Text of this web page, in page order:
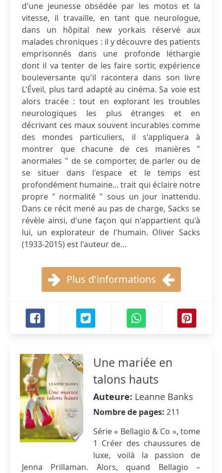
d'une jeunesse obsédée par les motos et la
vitesse, il travaille, en tant que neurologue,
dans un hôpital new yorkais réservé aux
malades chroniques : il y découvre des patients
emprisonnés dans une profonde léthargie
dont il va tenter de les faire sortir, expérience
bouleversante qu'il racontera dans son livre
L'Éveil, plus tard adapté au cinéma. Sa voie est
alors tracée : tout en explorant les troubles
neurologiques les plus étranges et en
décrivant ces maux souvent incurables comme
des mondes particuliers, il s'appliquera à
montrer que chacune de ces manières "
anormales " de se comporter, de parler ou de
se situer dans l'espace et le temps est
profondément humaine... trait qui éclaire notre
propre " normalité " sous un jour inattendu.
Dans ce récit mené au pas de charge, Sacks se
révèle ainsi, d'une façon qui n'appartient qu'à
lui, un explorateur de l'humain. Oliver Sacks
(1933-2015) est l'auteur de...
Plus d'informations
Une mariée en
talons hauts
Auteure: Leanne Banks
Nombre de pages: 211
Série « Bellagio & Co », tome
1 Créer des chaussures de
luxe, voilà la passion de
Jenna Prillaman. Alors, quand Bellagio –